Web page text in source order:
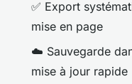
✅ Export
mise en page
☁️ Sauvegarde
mise à jour rapide